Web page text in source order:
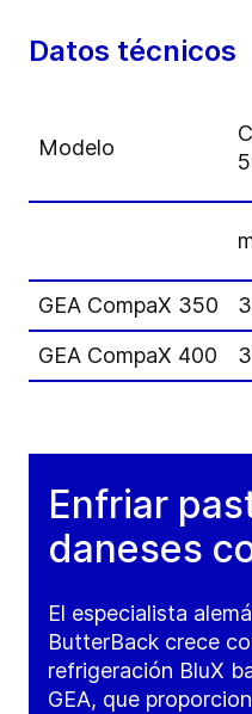
Datos técnicos
Modelo
GEA CompaX 350
GEA CompaX 400
Enfriar
daneses
El especialista
ButterBack crece
refrigeración BluX
GEA, que